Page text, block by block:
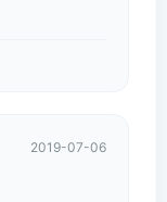
2019-07-06